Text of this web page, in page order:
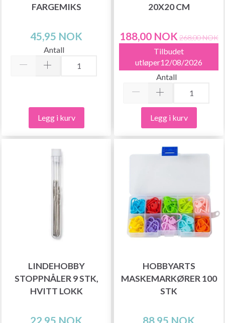
FARGEMIKS
45,95 NOK
Antall
Legg i kurv
20X20 CM
188,00 NOK 268,00 NOK
Tilbudet
utløper12/08/2026
Antall
Legg i kurv
LINDEHOBBY
STOPPNÅLER 9 STK,
HVITT LOKK
22,95 NOK
HOBBYARTS
MASKEMARKØRER 100
STK
88,95 NOK